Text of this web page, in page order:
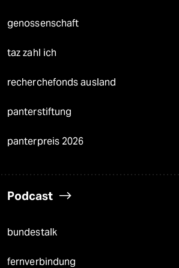
genossenschaft
taz zahl ich
recherchefonds ausland
panterstiftung
panterpreis 2026
Podcast
bundestalk
fernverbindung